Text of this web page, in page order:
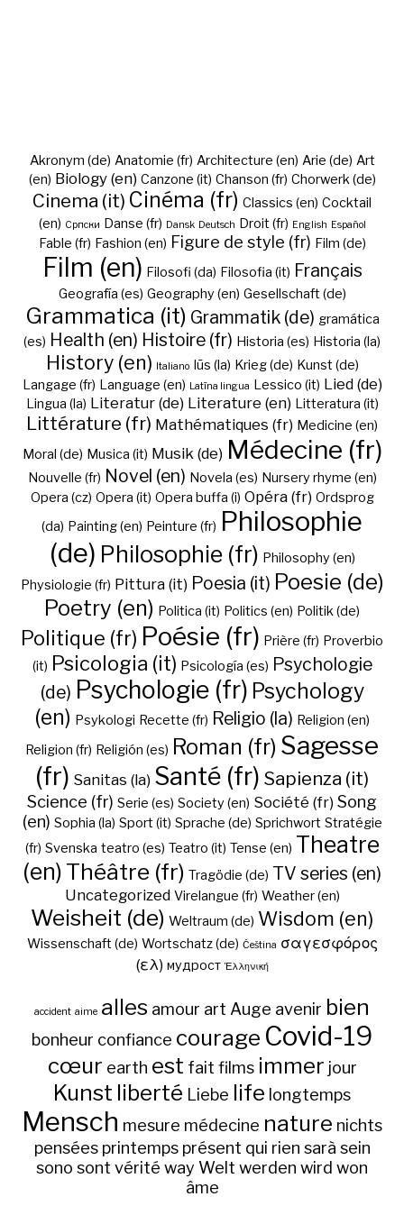
Akronym (de) Anatomie (fr) Architecture (en) Arie (de) Art
(en) Biology (en) Canzone (it) Chanson (fr) Chorwerk (de)
Cinema (it) Cinéma (fr) Classics (en) Cocktail
(en) Cрпски Danse (fr) Dansk Deutsch Droit (fr) English Español
Fable (fr) Fashion (en) Figure de style (fr) Film (de)
Film (en) Filosofi (da) Filosofia (it) Français
Geografía (es) Geography (en) Gesellschaft (de)
Grammatica (it) Grammatik (de) gramática
(es) Health (en) Histoire (fr) Historia (es) Historia (la)
History (en) Italiano Iūs (la) Krieg (de) Kunst (de)
Langage (fr) Language (en) Latīna lingua Lessico (it) Lied (de)
Lingua (la) Literatur (de) Literature (en) Litteratura (it)
Littérature (fr) Mathématiques (fr) Medicine (en)
Moral (de) Musica (it) Musik (de) Médecine (fr)
Nouvelle (fr) Novel (en) Novela (es) Nursery rhyme (en)
Opera (cz) Opera (it) Opera buffa (i) Opéra (fr) Ordsprog
(da) Painting (en) Peinture (fr) Philosophie
(de) Philosophie (fr) Philosophy (en)
Physiologie (fr) Pittura (it) Poesia (it) Poesie (de)
Poetry (en) Politica (it) Politics (en) Politik (de)
Politique (fr) Poésie (fr) Prière (fr) Proverbio
(it) Psicologia (it) Psicología (es) Psychologie
(de) Psychologie (fr) Psychology
(en) Psykologi Recette (fr) Religio (la) Religion (en)
Religion (fr) Religión (es) Roman (fr) Sagesse
(fr) Sanitas (la) Santé (fr) Sapienza (it)
Science (fr) Serie (es) Society (en) Société (fr) Song
(en) Sophia (la) Sport (it) Sprache (de) Sprichwort Stratégie
(fr) Svenska teatro (es) Teatro (it) Tense (en) Theatre
(en) Théâtre (fr) Tragödie (de) TV series (en)
Uncategorized Virelangue (fr) Weather (en)
Weisheit (de) Weltraum (de) Wisdom (en)
Wissenschaft (de) Wortschatz (de) Čeština σαγεσφόρος
(ελ) мудрост Ἑλληνική
accident aime alles amour art Auge avenir bien
bonheur confiance courage Covid-19
cœur earth est fait films immer jour
Kunst liberté Liebe life longtemps
Mensch mesure médecine nature nichts
pensées printemps présent qui rien sarà sein
sono sont vérité way Welt werden wird won
âme